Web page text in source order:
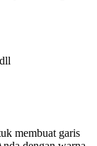
membuat garis